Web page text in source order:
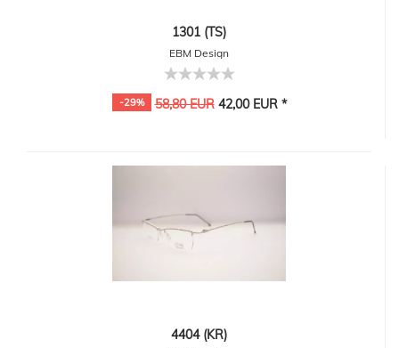
1301 (TS)
EBM Design
-29% 58,80 EUR42,00 EUR *
4404 (KR)